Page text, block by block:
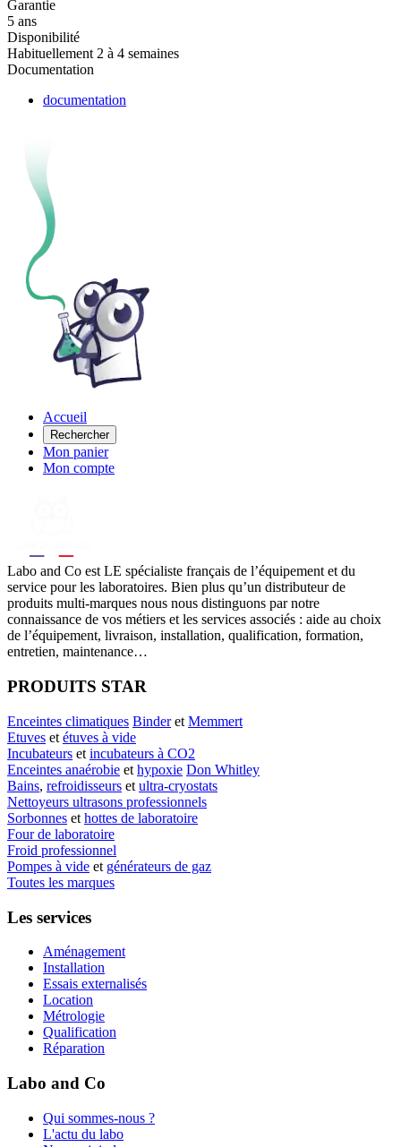
Garantie
5 ans
Disponibilité
Habituellement 2 à 4 semaines
Documentation
documentation
Accueil
Rechercher
Mon panier
Mon compte
Labo and Co est LE spécialiste français de l’équipement et du
service pour les laboratoires. Bien plus qu’un distributeur de
produits multi-marques nous nous distinguons par notre
connaissance de vos métiers et les services associés : aide au choix
de l’équipement, livraison, installation, qualification, formation,
entretien, maintenance…
PRODUITS STAR
Enceintes climatiques Binderet Memmert
Etuves et étuves à vide
Incubateurs et incubateurs à CO2
Enceintes anaérobie et hypoxie Don Whitley
Bains, refroidisseurs et ultra-cryostats
Nettoyeurs ultrasons professionnels
Sorbonnes et hottes de laboratoire
Four de laboratoire
Froid professionnel
Pompes à vide et générateurs de gaz
Toutes les marques
Les services
Aménagement
Installation
Essais externalisés
Location
Métrologie
Qualification
Réparation
Labo and Co
Qui sommes-nous ?
L'actu du labo